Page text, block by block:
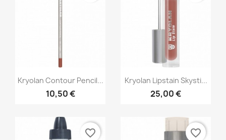
Greita peržiūra
+16
Kryolan Contour Pencil...
10,50 €
Greita peržiūra
+11
Kryolan Lipstain Skysti...
25,00 €
favorite_border favorite_border